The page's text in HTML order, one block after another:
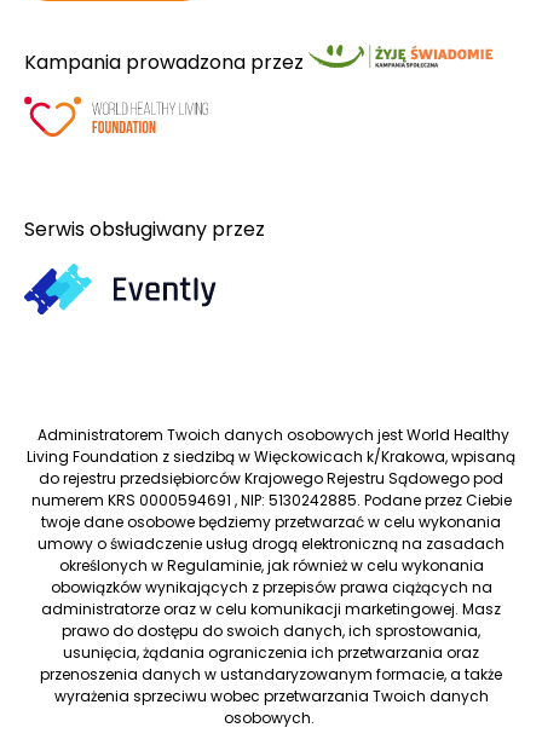
Kampania prowadzona przez
Serwis obsługiwany przez
Administratorem Twoich danych osobowych jest World Healthy
Living Foundation z siedzibą w Więckowicach k/Krakowa, wpisaną
do rejestru przedsiębiorców Krajowego Rejestru Sądowego pod
numerem KRS 0000594691 , NIP: 5130242885. Podane przez Ciebie
twoje dane osobowe będziemy przetwarzać w celu wykonania
umowy o świadczenie usług drogą elektroniczną na zasadach
określonych w Regulaminie, jak również w celu wykonania
obowiązków wynikających z przepisów prawa ciążących na
administratorze oraz w celu komunikacji marketingowej. Masz
prawo do dostępu do swoich danych, ich sprostowania,
usunięcia, żądania ograniczenia ich przetwarzania oraz
przenoszenia danych w ustandaryzowanym formacie, a także
wyrażenia sprzeciwu wobec przetwarzania Twoich danych
osobowych.